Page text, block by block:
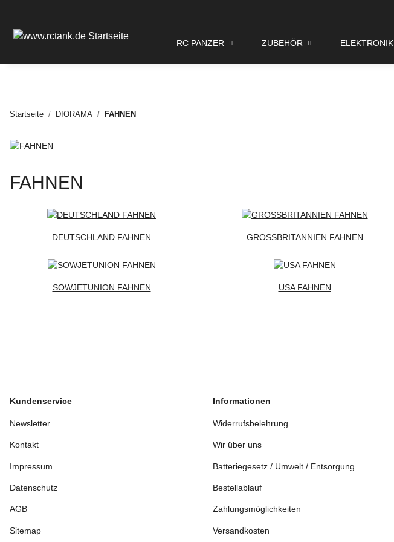
RC PANZER ZUBEHÖR ELEKTRONIK
Startseite DIORAMA FAHNEN
FAHNEN
DEUTSCHLAND FAHNEN GROSSBRITANNIEN FAHNEN
SOWJETUNION FAHNEN USA FAHNEN
Kundenservice
Newsletter
Kontakt
Impressum
Datenschutz
AGB
Sitemap
Informationen
Widerrufsbelehrung
Wir über uns
Batteriegesetz / Umwelt / Entsorgung
Bestellablauf
Zahlungsmöglichkeiten
Versandkosten